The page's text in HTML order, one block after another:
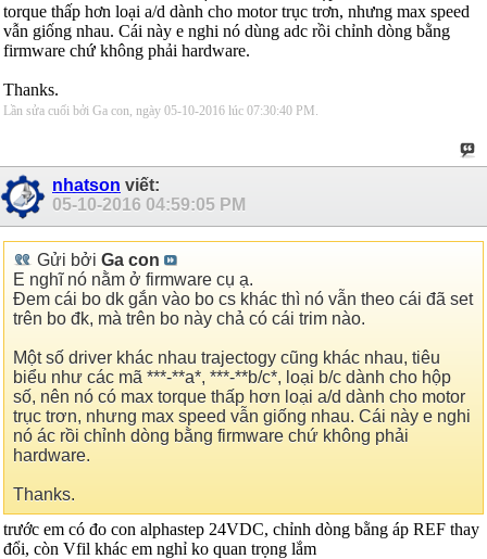
torque thấp hơn loại a/d dành cho motor trục trơn, nhưng max speed
vẫn giống nhau. Cái này e nghi nó dùng adc rồi chỉnh dòng bằng
firmware chứ không phải hardware.
Thanks.
Lần sửa cuối bởi Ga con, ngày 05-10-2016 lúc 07:30:40 PM .
nhatson viết:
05-10-2016 04:59:05 PM
Gửi bởi Ga con
E nghĩ nó nằm ở firmware cụ ạ.
Đem cái bo dk gắn vào bo cs khác thì nó vẫn theo cái đã set
trên bo đk, mà trên bo này chả có cái trim nào.
Một số driver khác nhau trajectogy cũng khác nhau, tiêu
biểu như các mã ***-**a*, ***-**b/c*, loại b/c dành cho hộp
số, nên nó có max torque thấp hơn loại a/d dành cho motor
trục trơn, nhưng max speed vẫn giống nhau. Cái này e nghi
nó ác rồi chỉnh dòng bằng firmware chứ không phải
hardware.
Thanks.
trước em có đo con alphastep 24VDC, chỉnh dòng bằng áp REF thay
đổi, còn Vfil khác em nghỉ ko quan trọng lắm